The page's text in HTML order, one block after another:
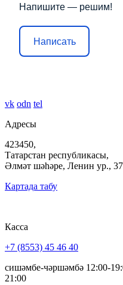
Напишите — решим!
Написать
vk odn tel
Адресы
423450,
Татарстан республикасы,
Әлмәт шәһәре, Ленин ур.,
Картада табу
Касса
+7 (8553) 45 46 40
сишәмбе-чәршәмбә 12:00-
21:00